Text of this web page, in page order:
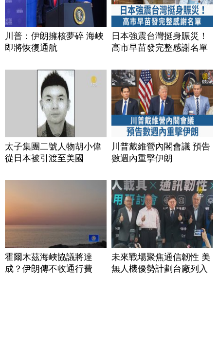
川普：伊朗擁核夢碎 海峽
即將恢復通航
日本強震台灣挺身賑災！
高市早苗發完整感謝名單
太子集團二號人物胡小偉
從日本被引渡至美國
川普戴維營內閣會議 預告
數週內重擊伊朗
霍爾木茲海峽協議將達
成？伊朗傳不收通行費
未來戰場聚焦通信韌性 美
無人機優勢計劃台廠列入